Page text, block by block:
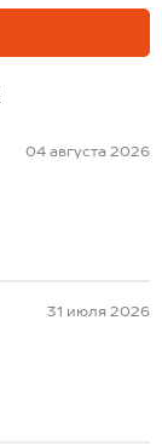
04 августа 2026
31 июля 2026